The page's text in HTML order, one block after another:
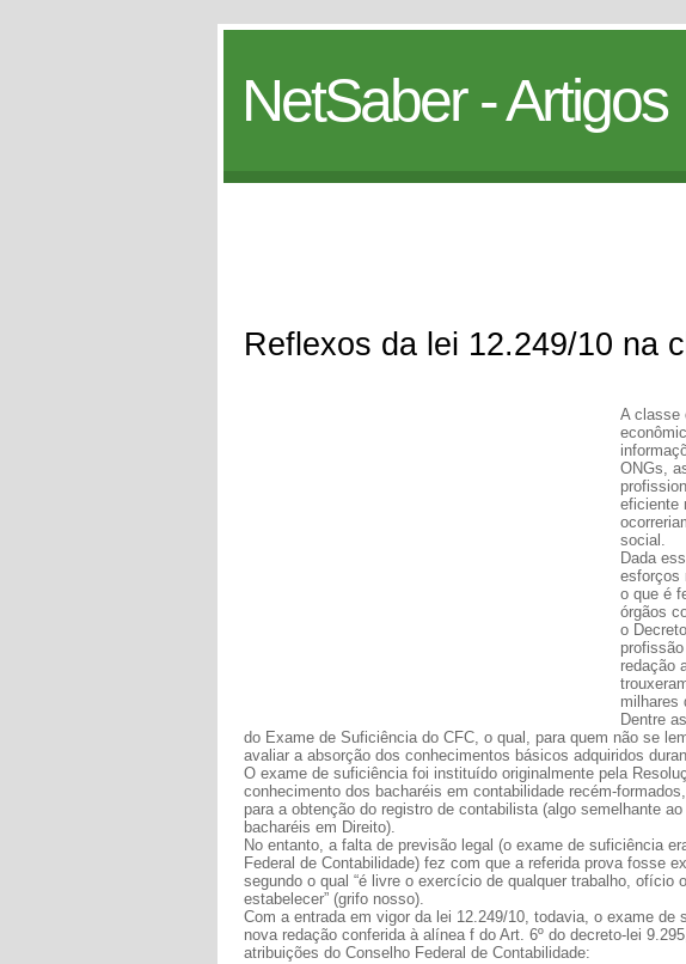
NetSaber - Artigos
Reflexos da lei 12.249/10 na
A classe
ONGs,
eficiente
social.
Dada
esforços
o que é
órgãos
o
redação
milhares
Dentre
do Exame de Suficiência do CFC, o qual, para quem não se
avaliar a absorção dos conhecimentos básicos adquiridos
O exame de suficiência foi instituído originalmente pela
conhecimento dos bacharéis em contabilidade recém-
para a obtenção do registro de contabilista (algo semelhante
bacharéis em Direito).
No entanto, a falta de previsão legal (o exame de suficiência
Federal de Contabilidade) fez com que a referida prova fosse
segundo o qual “é livre o exercício de qualquer trabalho,
estabelecer” (grifo nosso).
Com a entrada em vigor da lei 12.249/10, todavia, o exame
nova redação conferida à alínea f do Art. 6º do decreto-lei
atribuições do Conselho Federal de Contabilidade: